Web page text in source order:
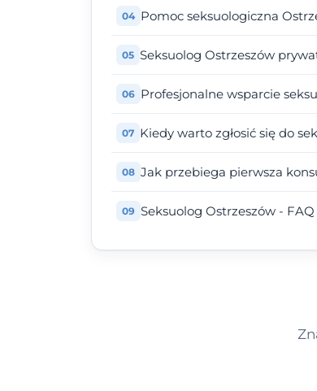
Pomoc seksuologiczna
Seksuolog Ostrzeszów
Profesjonalne wsparcie
Kiedy warto zgłosić się do
Jak przebiega pierwsza
Seksuolog Ostrzeszów - FAQ